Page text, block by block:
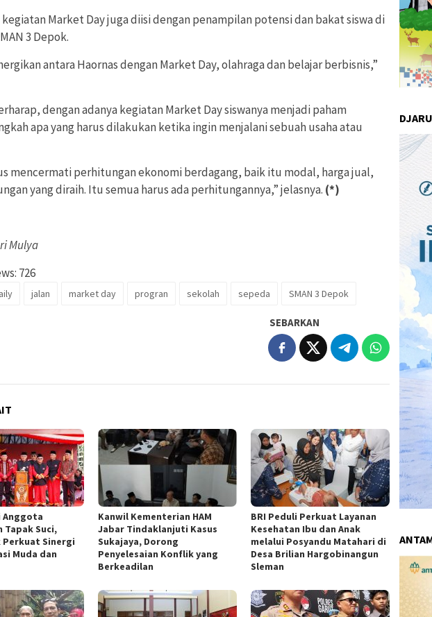
Market Day juga diisi dengan penampilan potensi dan bakat siswa di
3 Depok.
antara Haornas dengan Market Day, olahraga dan belajar berbisnis,”
dengan adanya kegiatan Market Day siswanya menjadi paham
apa yang harus dilakukan ketika ingin menjalani sebuah usaha atau
mencermati perhitungan ekonomi berdagang, baik itu modal, harga jual,
yang diraih. Itu semua harus ada perhitungannya,” jelasnya. (*)
Mulya
726
jalan market day progran sekolah sepeda SMAN 3 Depok
SEBARKAN
Anggota
Tapak Suci,
Perkuat Sinergi
Muda dan
Kanwil Kementerian HAM
Jabar Tindaklanjuti Kasus
Sukajaya, Dorong
Penyelesaian Konflik yang
Berkeadilan
BRI Peduli Perkuat Layanan
Kesehatan Ibu dan Anak
melalui Posyandu Matahari di
Desa Brilian Hargobinangun
Sleman